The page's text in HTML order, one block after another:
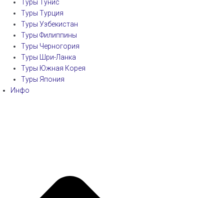
Туры Тунис
Туры Турция
Туры Узбекистан
Туры Филиппины
Туры Черногория
Туры Шри-Ланка
Туры Южная Корея
Туры Япония
Инфо